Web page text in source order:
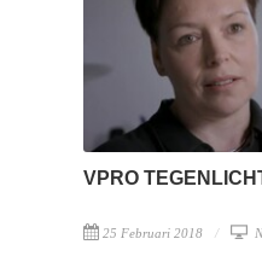
VPRO
25 Februari 2018